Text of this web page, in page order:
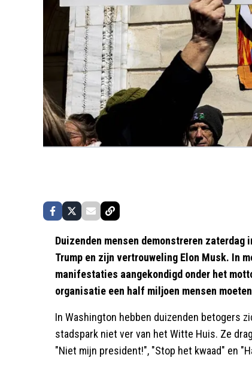
Duizenden mensen demonstreren
Trump en zijn vertrouweling Elon Musk. In
manifestaties aangekondigd onder het
organisatie een half miljoen mensen
In Washington hebben duizenden betogers
stadspark niet ver van het Witte Huis. Ze
"Niet mijn president!", "Stop het kwaad" en